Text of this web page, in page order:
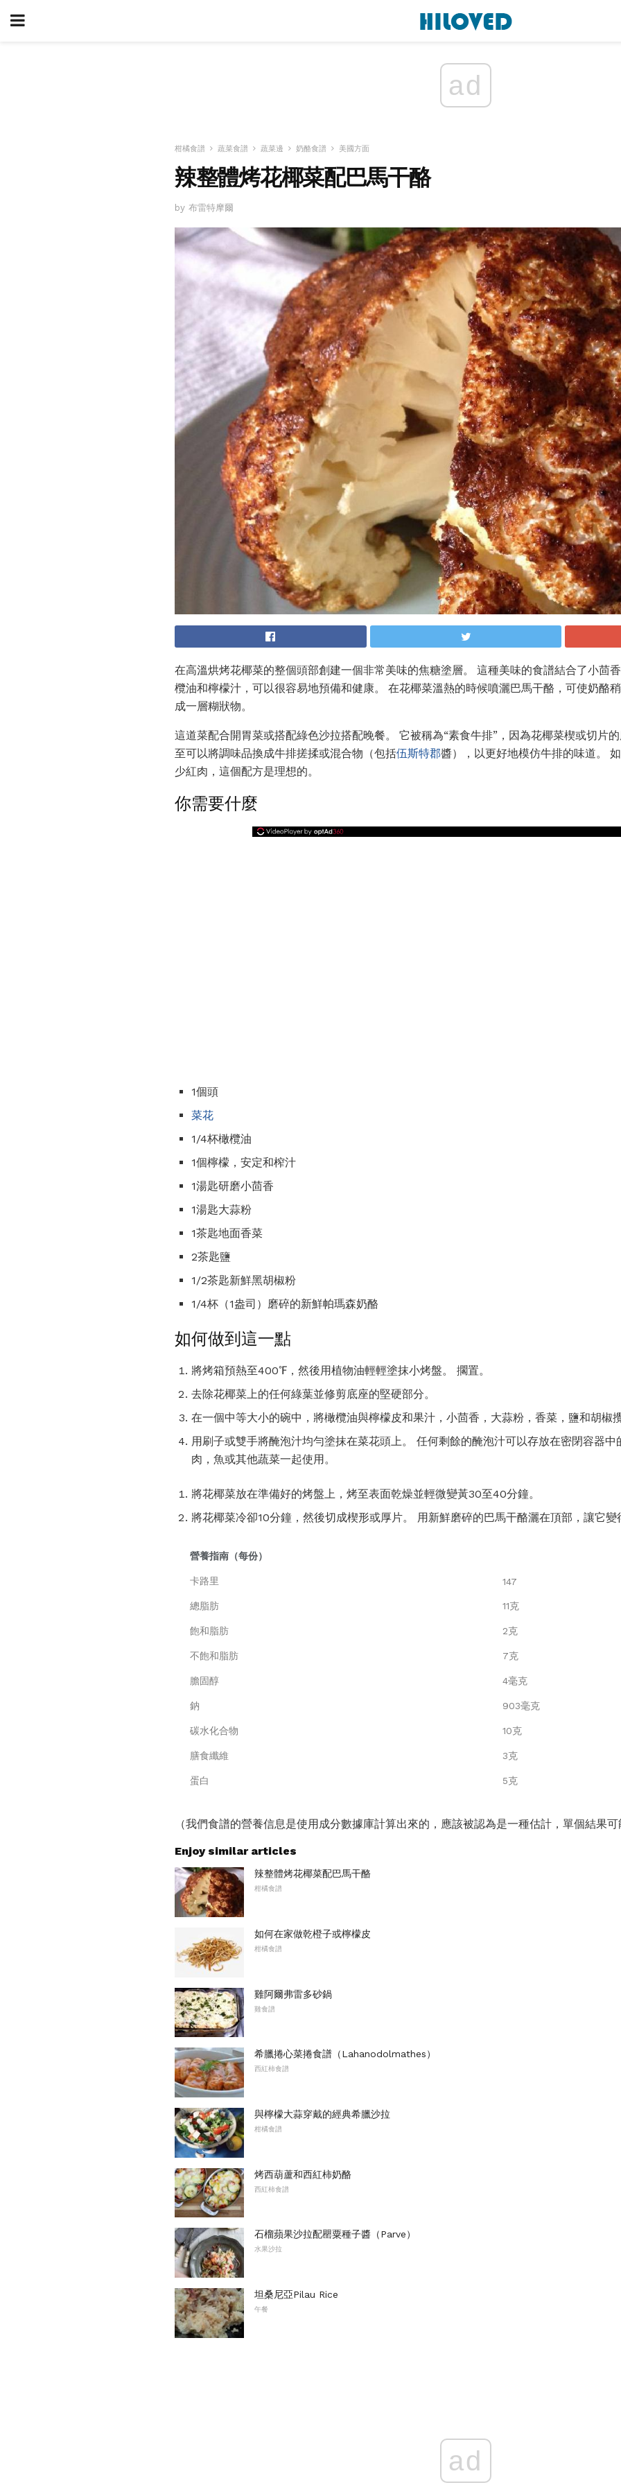
ad
柑橘食譜 蔬菜食譜 蔬菜邊 奶酪食譜 美國方面
辣整體烤花椰菜配巴馬干酪
by 布雷特摩爾
在高溫烘烤花椰菜的整個頭部創建一個非常美味的焦糖塗層。 這種美味的食譜結合了小茴
欖油和檸檬汁，可以很容易地預備和健康。 在花椰菜溫熱的時候噴灑巴馬干酪，可使奶酪
成一層糊狀物。
這道菜配合開胃菜或搭配綠色沙拉搭配晚餐。 它被稱為“素食牛排”，因為花椰菜楔或切片
至可以將調味品換成牛排搓揉或混合物（包括伍斯特郡醬），以更好地模仿牛排的味道。
少紅肉，這​​個配方是理想的。
你需要什麼
1個頭
菜花
1/4杯橄欖油
1個檸檬，安定和榨汁
1湯匙研磨小茴香
1湯匙大蒜粉
1茶匙地面香菜
2茶匙鹽
1/2茶匙新鮮黑胡椒粉
1/4杯（1盎司）磨碎的新鮮帕瑪森奶酪
如何做到這一點
將烤箱預熱至400℉，然後用植物油輕輕塗抹小烤盤。 擱置。
去除花椰菜上的任何綠葉並修剪底座的堅硬部分。
在一個中等大小的碗中，將橄欖油與檸檬皮和果汁，小茴香，大蒜粉，香菜，鹽和胡椒
用刷子或雙手將醃泡汁均勻塗抹在菜花頭上。 任何剩餘的醃泡汁可以存放在密閉容器
肉，魚或其他蔬菜一起使用。
將花椰菜放在準備好的烤盤上，烤至表面乾燥並輕微變黃30至40分鐘。
將花椰菜冷卻10分鐘，然後切成楔形或厚片。 用新鮮磨碎的巴馬干酪灑在頂部，讓它變
營養指南（每份）
卡路里 147
總脂肪 11克
飽和脂肪 2克
不飽和脂肪 7克
膽固醇 4毫克
鈉 903毫克
碳水化合物 10克
膳食纖維 3克
蛋白 5克
（我們食譜的營養信息是使用成分數據庫計算出來的，應該被認為是一種估計，單個結果可
Enjoy similar articles
辣整體烤花椰菜配巴馬干酪
柑橘食譜
如何在家做乾橙子或檸檬皮
柑橘食譜
雞阿爾弗雷多砂鍋
雞食譜
希臘捲心菜捲食譜（Lahanodolmathes）
西紅柿食譜
與檸檬大蒜穿戴的經典希臘沙拉
柑橘食譜
烤西葫蘆和西紅柿奶酪
西紅柿食譜
石榴蘋果沙拉配罌粟種子醬（Parve）
水果沙拉
坦桑尼亞Pilau Rice
午餐
ad